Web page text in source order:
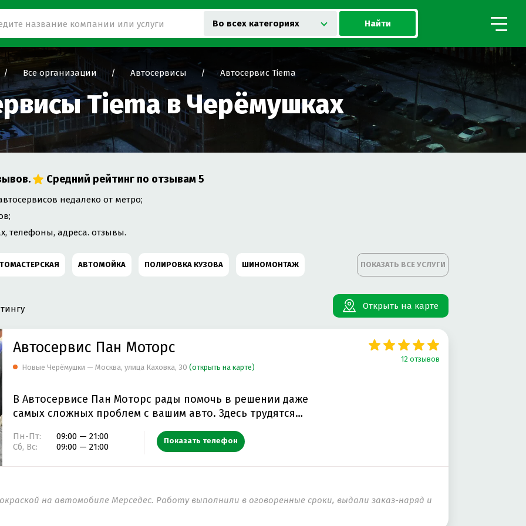
Найти
Во всех категориях
Все организации Автосервисы Автосервис Tiema
Tiema в Черёмушках
Средний рейтинг по отзывам5
недалеко от метро;
телефоны, адреса. отзывы.
АВТОМОЙКА ПОЛИРОВКА КУЗОВА ШИНОМОНТАЖ
РЕМОНТ АВТОКОНДИЦИОНЕРОВ
РЕМОНТ TOYOTA ЗАМЕНА ТОРМОЗНЫХ КОЛОДОК
BENZ РЕМОНТ МКПП ЗАМЕНА ПЕРЕДНИХ ТОРМОЗНЫХ КОЛОДОК
СТАРТЕРА ЗАМЕНА СВЕЧЕЙ ЗАЖИГАНИЯ ЗАМЕНА МАСЛА В ДВИГАТЕЛЕ
ДИАГНОСТИКА ПНЕВМОПОДВЕСКИ РЕМОНТ АВТОЭЛЕКТРОНИКИ
ПОКАЗАТЬ ВСЕ УСЛУГИ
Открыть на карте
Автосервис Пан Моторс
12 отзывов
Новые Черёмушки — Москва, улица Каховка, 30 (открыть на карте)
В Автосервисе Пан Моторс рады помочь в решении даже
самых сложных проблем с вашим авто. Здесь трудятся…
Пн-Пт:
09:00 — 21:00
Сб, Вс:
09:00 — 21:00 Показать телефон
на автомобиле Мерседес. Работу выполнили в оговоренные сроки, выдали заказ-наряд и